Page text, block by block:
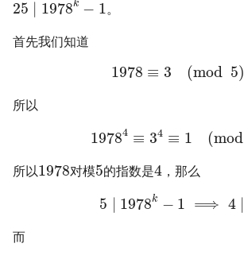
25 ∣ 1978k − 1。
首先我们知道
1978 ≡ 3 (mod 5)
所以
19784 ≡ 34 ≡ 1 (mod
所以1978对模5的指数是4 ，那么
5 ∣ 1978k − 1 ⟹ 4 ∣
而